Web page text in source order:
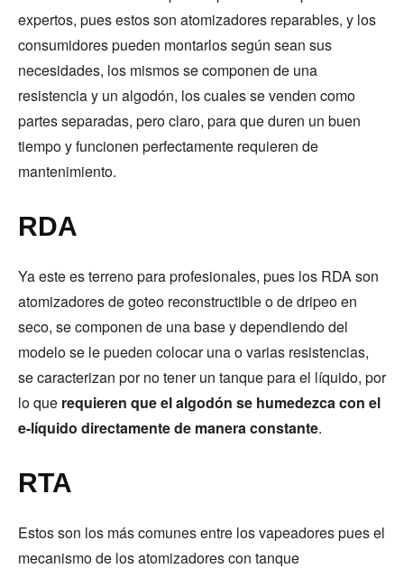
expertos, pues estos son atomizadores reparables, y los
consumidores pueden montarlos según sean sus
necesidades, los mismos se componen de una
resistencia y un algodón, los cuales se venden como
partes separadas, pero claro, para que duren un buen
tiempo y funcionen perfectamente requieren de
mantenimiento.
RDA
Ya este es terreno para profesionales, pues los RDA son
atomizadores de goteo reconstructible o de dripeo en
seco, se componen de una base y dependiendo del
modelo se le pueden colocar una o varias resistencias,
se caracterizan por no tener un tanque para el líquido, por
lo que requieren que el algodón se humedezca con el
e-líquido directamente de manera constante.
RTA
Estos son los más comunes entre los vapeadores pues el
mecanismo de los atomizadores con tanque